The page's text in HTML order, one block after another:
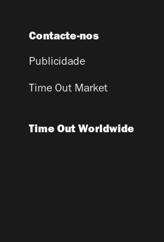
Contacte-nos
Publicidade
Time Out Market
Time Out Worldwide